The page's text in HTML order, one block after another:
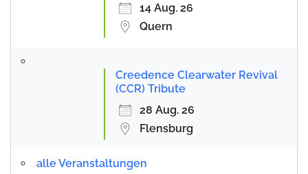
14 Aug. 26
Quern
Creedence Clearwater Revival
(CCR) Tribute
28 Aug. 26
Flensburg
alle Veranstaltungen